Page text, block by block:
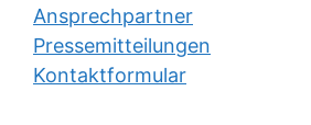
Ansprechpartner
Pressemitteilungen
Kontaktformular